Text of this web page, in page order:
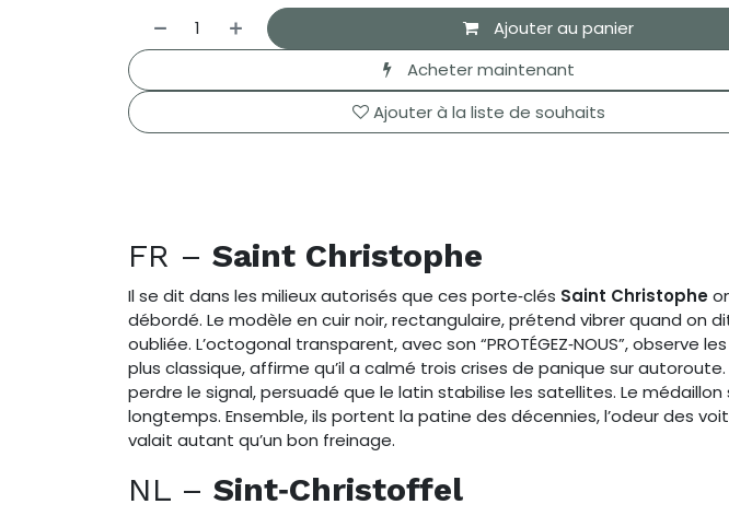
Ajouter au panier
Acheter maintenant
Ajouter à la liste de souhaits
FR – Saint Christophe
Il se dit dans les milieux autorisés que ces porte‑clés Saint Christophe
débordé. Le modèle en cuir noir, rectangulaire, prétend vibrer quand on
oubliée. L’octogonal transparent, avec son “PROTÉGEZ‑NOUS”,
plus classique, affirme qu’il a calmé trois crises de panique sur autoroute.
perdre le signal, persuadé que le latin stabilise les satellites. Le médaillon
longtemps. Ensemble, ils portent la patine des décennies, l’odeur des
valait autant qu’un bon freinage.
NL – Sint‑Christoffel